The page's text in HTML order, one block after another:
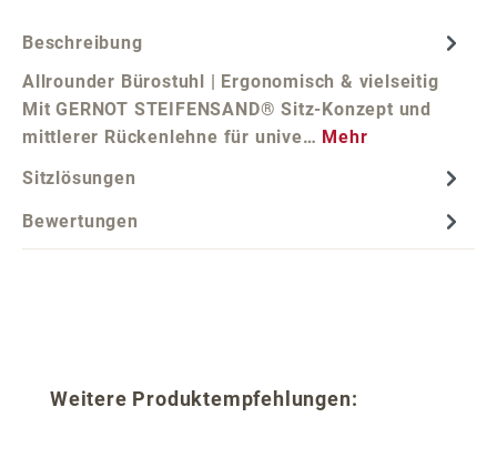
Beschreibung
Allrounder Bürostuhl | Ergonomisch & vielseitig
Mit GERNOT STEIFENSAND® Sitz-Konzept und
mittlerer Rückenlehne für unive… Mehr
Sitzlösungen
Bewertungen
Produktgalerie überspringen
Weitere Produktempfehlungen: